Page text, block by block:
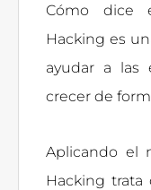
Cómo dice
Hacking es
ayudar a las
crecer de
Aplicando el
Hacking